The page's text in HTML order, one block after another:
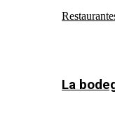
La